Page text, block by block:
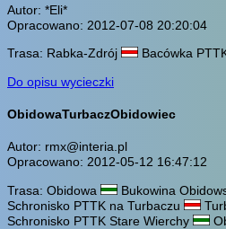
Autor: *Eli*
Opracowano: 2012-07-08 20:20:04
Trasa: Rabka-Zdrój
Bacówka
Do opisu wycieczki
ObidowaTurbaczObidowiec
Autor: rmx@interia.pl
Opracowano: 2012-05-12 16:47:12
Trasa: Obidowa
Bukowina
Schronisko PTTK na Turbaczu
Schronisko PTTK Stare Wierchy